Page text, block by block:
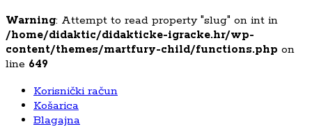
Warning: Attempt to read property "slug" on int in
/home/didaktic/didakticke-igracke.hr/wp-
content/themes/martfury-child/functions.php on
line 649
Korisnički račun
Košarica
Blagajna